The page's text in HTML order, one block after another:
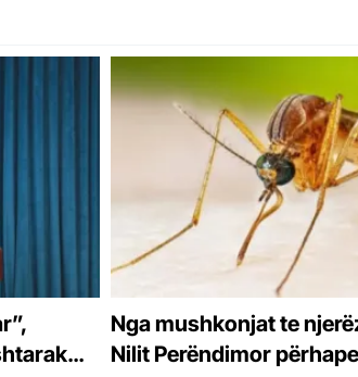
Nga mushkonjat te
Nilit Perëndimor